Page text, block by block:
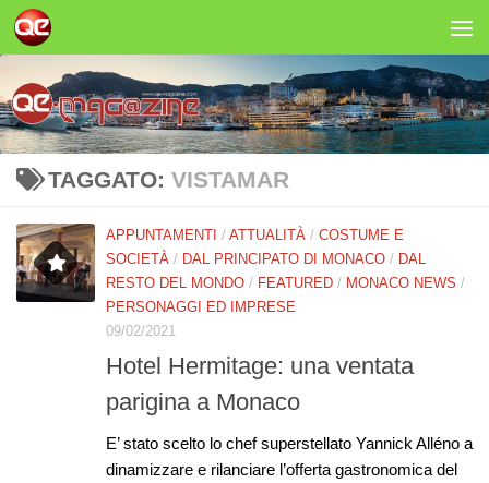
Salta al contenuto
TAGGATO: VISTAMAR
APPUNTAMENTI / ATTUALITÀ / COSTUME E
SOCIETÀ / DAL PRINCIPATO DI MONACO / DAL
RESTO DEL MONDO / FEATURED / MONACO NEWS /
PERSONAGGI ED IMPRESE
09/02/2021
Hotel Hermitage: una ventata
parigina a Monaco
E’ stato scelto lo chef superstellato Yannick Alléno a
dinamizzare e rilanciare l’offerta gastronomica del